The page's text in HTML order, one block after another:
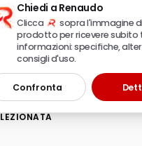
tua azienda
Aggiungi
Chiedi a Renaudo
Clicca
sopra l'immagine
prodotto per ricevere subito
informazioni: specifiche,
consigli d'uso.
Confronta